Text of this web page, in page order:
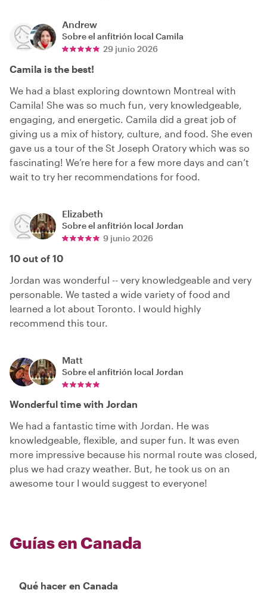
Andrew
Sobre el anfitrión local Camila
29 junio 2026
Camila is the best!
We had a blast exploring downtown Montreal with
Camila! She was so much fun, very knowledgeable,
engaging, and energetic. Camila did a great job of
giving us a mix of history, culture, and food. She even
gave us a tour of the St Joseph Oratory which was so
fascinating! We’re here for a few more days and can’t
wait to try her recommendations for food.
Elizabeth
Sobre el anfitrión local Jordan
9 junio 2026
10 out of 10
Jordan was wonderful -- very knowledgeable and very
personable. We tasted a wide variety of food and
learned a lot about Toronto. I would highly
recommend this tour.
Matt
Sobre el anfitrión local Jordan
Wonderful time with Jordan
We had a fantastic time with Jordan. He was
knowledgeable, flexible, and super fun. It was even
more impressive because his normal route was closed,
plus we had crazy weather. But, he took us on an
awesome tour I would suggest to everyone!
Guías en Canada
Qué hacer en Canada